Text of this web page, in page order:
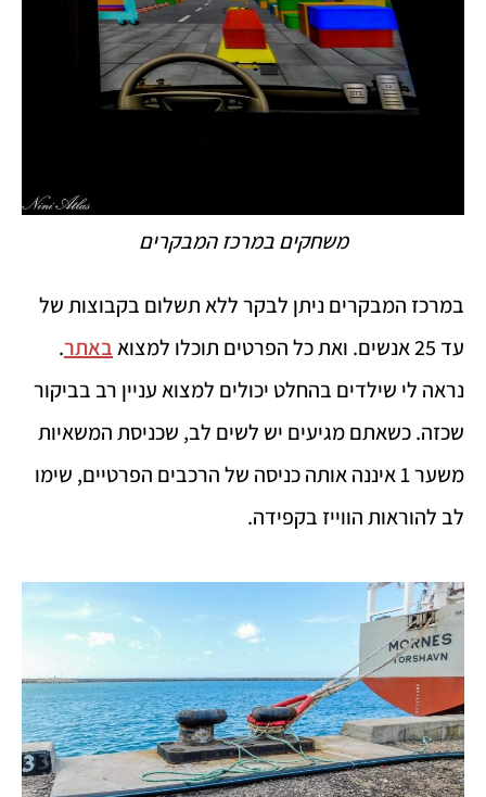
משחקים במרכז המבקרים
במרכז המבקרים ניתן לבקר ללא תשלום בקבוצות של
עד 25 אנשים. ואת כל הפרטים תוכלו למצוא
באתר.
נראה לי שילדים בהחלט יכולים למצוא עניין רב בביקור
שכזה. כשאתם מגיעים יש לשים לב, שכניסת המשאיות
משער 1 איננה אותה כניסה של הרכבים הפרטיים, שימו
לב להוראות הווייז בקפידה.